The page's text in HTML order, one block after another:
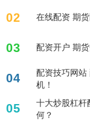
02 在线配资 期
03 配资开户 期
04
配资技巧网站
机！
05
十大炒股杠杆
何？